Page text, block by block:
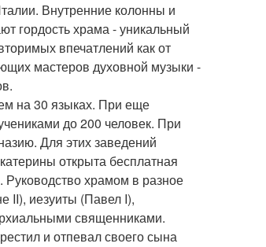
Внутренние колонны и
гордость храма - уникальный
впечатлений как от
мастеров духовной музыки -
на 30 языках. При еще
до 200 человек. При
Для этих заведений
открыта бесплатная
Руководство храмом в разное
II), иезуиты (Павел I),
священниками.
и отпевал своего сына